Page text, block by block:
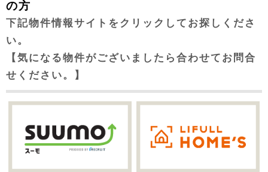
の方
下記物件情報サイトをクリックしてお探しくださ
い。
【気になる物件がございましたら合わせてお問合
せください。】